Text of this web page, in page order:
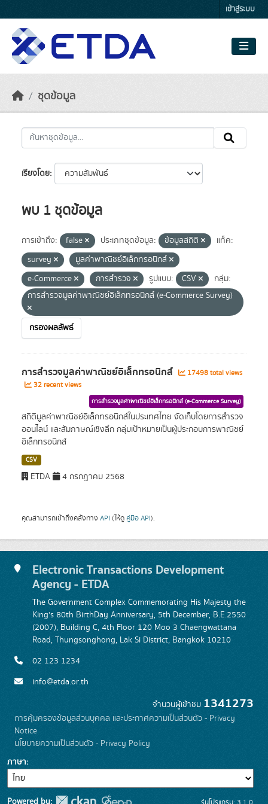
เข้าสู่ระบบ
ชุดข้อมูล
เรียงโดย
พบ 1 ชุดข้อมูล
การเข้าถึง: false ประเภทชุดข้อมูล: ข้อมูลสถิติ
แท็ค:
survey
มูลค่าพาณิชย์อิเล็กทรอนิกส์
e-Commerce
การสำรวจ รูปแบบ: CSV
กลุ่ม:
การสำรวจมูลค่าพาณิชย์อิเล็กทรอนิกส์ (e-Commerce Survey)
กรองผลลัพธ์
การสำรวจมูลค่าพาณิชย์อิเล็กทรอนิกส์
17498 total views
32 recent views
การสำรวจมูลค่าพาณิชย์อิเล็กทรอนิกส์ (e-Commerce Survey)
สถิติมูลค่าพาณิชย์อิเล็กทรอนิกส์ในประเทศไทย จัดเก็บโดยการสำรวจ
ออนไลน์ และสัมภาษณ์เชิงลึก กลุ่มเป้าหมายเป็นผู้ประกอบการพาณิชย์
อิเล็กทรอนิกส์
CSV
ETDA 4 กรกฎาคม 2568
คุณสามารถเข้าถึงคลังทาง API (ให้ดู คู่มือ API).
Electronic Transactions Development
Agency - ETDA
The Government Complex Commemorating His Majesty the
King's 80th BirthDay Anniversary, 5th December, B.E.2550
(2007), Building C, 4th Floor 120 Moo 3 Chaengwattana
Road, Thungsonghong, Lak Si District, Bangkok 10210
02 123 1234
info@etda.or.th
จำนวนผู้เข้าชม 1341273
การคุ้มครองข้อมูลส่วนบุคคล และประกาศความเป็นส่วนตัว - Privacy
Notice
นโยบายความเป็นส่วนตัว - Privacy Policy
ภาษา
Powered by: